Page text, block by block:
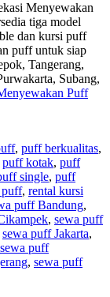
Menyewakan
tiga model
dan kursi puff
puff untuk siap
Tangerang,
Subang,
Puff
, puff berkualitas,
puff kotak, puff
single, puff
puff, rental kursi
puff Bandung,
, sewa puff
sewa puff Jakarta,
sewa puff
, sewa puff